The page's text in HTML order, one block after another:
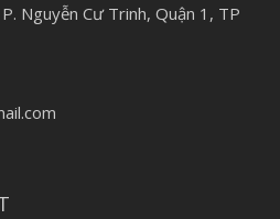
Nguyễn Cư Trinh, Quận 1, TP